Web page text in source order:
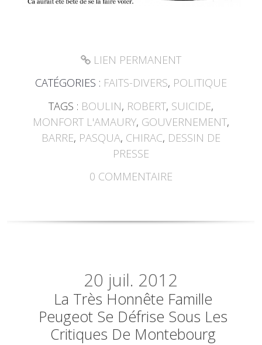
LIEN PERMANENT
CATÉGORIES : FAITS-DIVERS, POLITIQUE
TAGS : BOULIN, ROBERT, SUICIDE,
MONFORT L'AMAURY, GOUVERNEMENT,
BARRE, PASQUA, CHIRAC, DESSIN DE
PRESSE
0 COMMENTAIRE
20 juil. 2012
La Très Honnête Famille
Peugeot Se Défrise Sous Les
Critiques De Montebourg